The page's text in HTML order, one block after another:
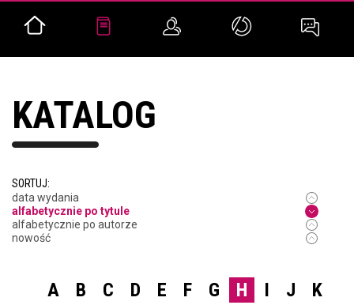
KATALOG
SORTUJ:
data wydania
alfabetycznie po tytule
alfabetycznie po autorze
nowość
A B C D E F G H I J
K